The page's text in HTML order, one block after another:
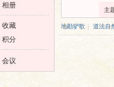
主
地勘驴歌 道法自
相册
收藏
积分
会议